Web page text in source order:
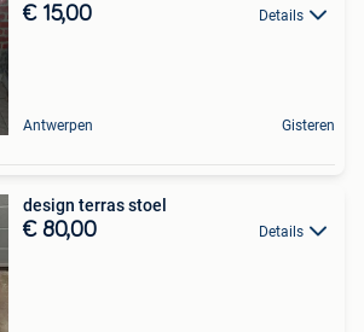
€ 15,00 Details
Antwerpen Gisteren
design terras stoel
€ 80,00 Details